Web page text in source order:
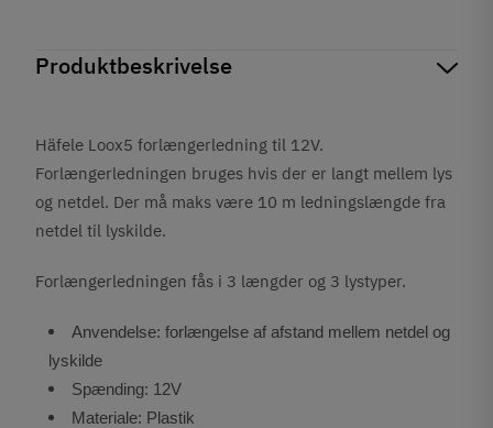
Produktbeskrivelse
Häfele Loox5 forlængerledning til 12V.
Forlængerledningen bruges hvis der er langt mellem lys
og netdel. Der må maks være 10 m ledningslængde fra
netdel til lyskilde.
Forlængerledningen fås i 3 længder og 3 lystyper.
Anvendelse: forlængelse af afstand mellem netdel og
lyskilde
Spænding: 12V
Materiale: Plastik